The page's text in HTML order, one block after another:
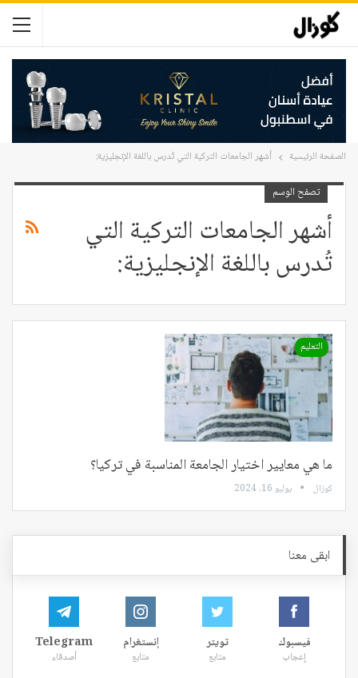
الصفحة الرئيسية أشهر الجامعات التركية التي تُدرس باللغة الإنجليزية:
تصفح الوسم
أشهر الجامعات التركية التي
تُدرس باللغة الإنجليزية:
التعليم
ما هي معايير اختيار الجامعة المناسبة في تركيا؟
كوزال يوليو 16, 2024
ابقى معنا
فيسبوك
إعجاب
تويتر
متابع
إنستغرام
متابع
Telegram
أصدقاء